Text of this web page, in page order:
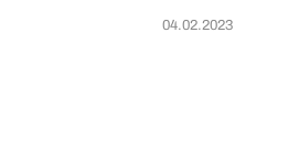
04.02.2023